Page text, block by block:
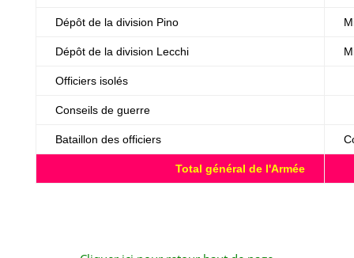
Dépôt de la division Pino
Dépôt de la division Lecchi
Officiers isolés
Conseils de guerre
Bataillon des officiers
Total général de l'Armée